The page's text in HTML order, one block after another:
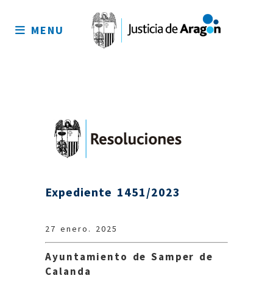
sitio
MENU
Expediente 1451/2023
27 enero. 2025
Ayuntamiento de Samper de
Calanda